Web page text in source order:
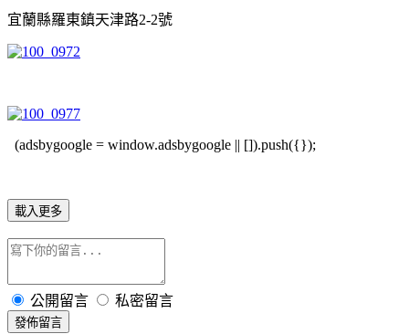
宜蘭縣羅東鎮天津路2-2號
(adsbygoogle = window.adsbygoogle || []).push({});
載入更多
公開留言 私密留言
發佈留言